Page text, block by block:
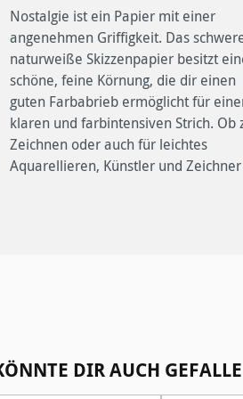
Nostalgie ist ein Papier mit einer
angenehmen Griffigkeit. Das
naturweiße Skizzenpapier besitzt
schöne, feine Körnung, die dir einen
guten Farbabrieb ermöglicht für
klaren und farbintensiven Strich. Ob
Zeichnen oder auch für leichtes
Aquarellieren, Künstler und Zeichner
lieben das Papier und greifen gern zum
Traditionsblock. Mit seiner
stärkeren Grammatur und der
rauen, griffigen Oberfläche ist er dicker
als das übliche Skizzenpapier.
naturweißes Papier ist es dein
Kompagnon für dunkele Bleistift- oder
Kohlezeichnungen. Kreidezeichnungen
lassen sich auf der Oberfläche prima
verwischen und auch für die Arbeit
Faserstiften ist er aufgrund
Blattstärke super einsetzbar. Neben
dem Büchern kannst du das Papier
Blockformat erhalten. Wie
Hahnemühle Papiere ist es vegan,
DIR AUCH